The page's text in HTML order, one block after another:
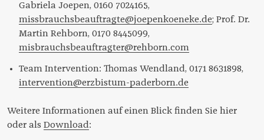
Gabriela Joepen, 0160 7024165,
missbrauchsbeauftragte@joepenkoeneke.de; Prof. Dr.
Martin Rehborn, 0170 8445099,
misbrauchsbeauftragter@rehborn.com
Team Intervention: Thomas Wendland, 0171 8631898,
intervention@erzbistum-paderborn.de
Weitere Informationen auf einen Blick finden Sie hier
oder als Download :